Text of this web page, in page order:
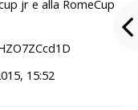
jr e alla RomeCup
15:52